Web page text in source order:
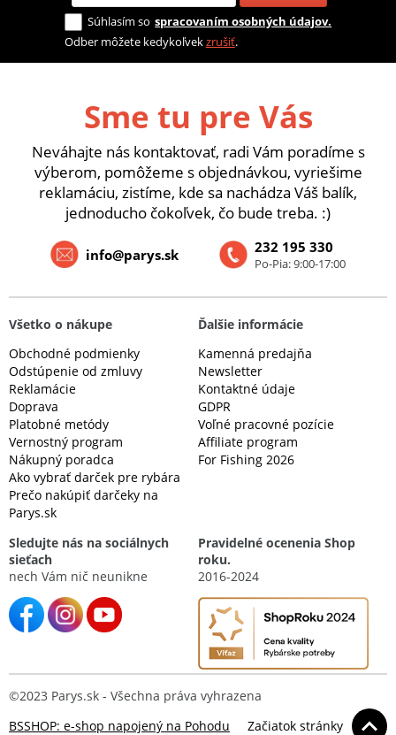
Súhlasím so spracovaním osobných údajov.
Odber môžete kedykoľvekzrušiť.
Sme tu pre Vás
Neváhajte nás kontaktovať, radi Vám poradíme s
výberom, pomôžeme s objednávkou, vyriešime
reklamáciu, zistíme, kde sa nachádza Váš balík,
jednoducho čokoľvek, čo bude treba. :)
232 195 330
Po-Pia: 9:00-17:00
info@parys.sk
Všetko o nákupe
Obchodné podmienky
Odstúpenie od zmluvy
Reklamácie
Doprava
Platobné metódy
Vernostný program
Nákupný poradca
Ako vybrať darček pre rybára
Prečo nakúpiť darčeky na
Parys.sk
Ďalšie informácie
Kamenná predajňa
Newsletter
Kontaktné údaje
GDPR
Voľné pracovné pozície
Affiliate program
For Fishing 2026
Sledujte nás na sociálnych
sieťach
nech Vám nič neunikne
Pravidelné ocenenia Shop
roku.
2016-2024
©2023 Parys.sk - Všechna práva vyhrazena
BSSHOP: e-shop napojený na Pohodu
Začiatok stránky